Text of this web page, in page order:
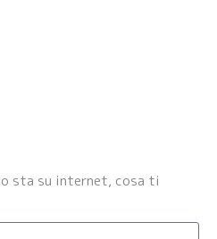
sta su internet, cosa ti